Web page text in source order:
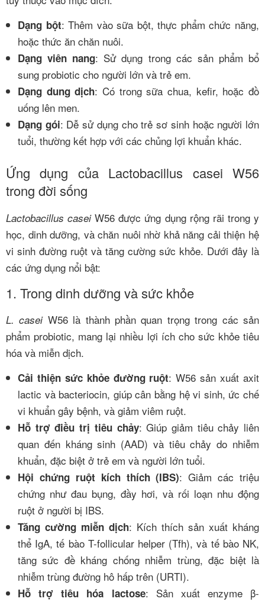
Dạng bột: Thêm vào sữa bột, thực phẩm chức năng,
hoặc thức ăn chăn nuôi.
Dạng viên nang: Sử dụng trong các sản phẩm bổ
sung probiotic cho người lớn và trẻ em.
Dạng dung dịch: Có trong sữa chua, kefir, hoặc đồ
uống lên men.
Dạng gói: Dễ sử dụng cho trẻ sơ sinh hoặc người lớn
tuổi, thường kết hợp với các chủng lợi khuẩn khác.
Ứng dụng của Lactobacillus casei W56
trong đời sống
Lactobacillus caseiW56 được ứng dụng rộng rãi trong y
học, dinh dưỡng, và chăn nuôi nhờ khả năng cải thiện hệ
vi sinh đường ruột và tăng cường sức khỏe. Dưới đây là
các ứng dụng nổi bật:
1. Trong dinh dưỡng và sức khỏe
L. caseiW56 là thành phần quan trọng trong các sản
phẩm probiotic, mang lại nhiều lợi ích cho sức khỏe tiêu
hóa và miễn dịch.
Cải thiện sức khỏe đường ruột: W56 sản xuất axit
lactic và bacteriocin, giúp cân bằng hệ vi sinh, ức chế
vi khuẩn gây bệnh, và giảm viêm ruột.
Hỗ trợ điều trị tiêu chảy: Giúp giảm tiêu chảy liên
quan đến kháng sinh (AAD) và tiêu chảy do nhiễm
khuẩn, đặc biệt ở trẻ em và người lớn tuổi.
Hội chứng ruột kích thích (IBS): Giảm các triệu
chứng như đau bụng, đầy hơi, và rối loạn nhu động
ruột ở người bị IBS.
Tăng cường miễn dịch: Kích thích sản xuất kháng
thể IgA, tế bào T-follicular helper (Tfh), và tế bào NK,
tăng sức đề kháng chống nhiễm trùng, đặc biệt là
nhiễm trùng đường hô hấp trên (URTI).
Hỗ trợ tiêu hóa lactose: Sản xuất enzyme β-